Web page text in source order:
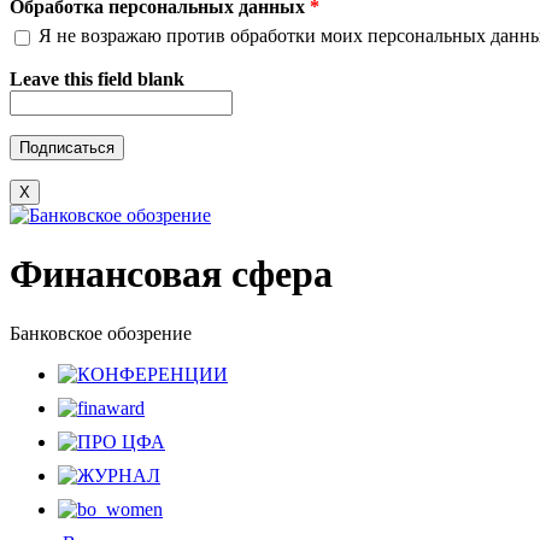
Обработка персональных данных *
Я не возражаю против обработки моих персональных
Leave this field blank
X
Финансовая сфера
Банковское обозрение